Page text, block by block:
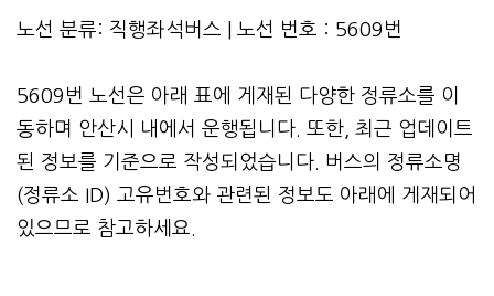
노선 분류: 직행좌석버스 | 노선 번호 : 5609번
5609번 노선은 아래 표에 게재된 다양한 정류소를 이
동하며 안산시 내에서 운행됩니다. 또한, 최근 업데이트
된 정보를 기준으로 작성되었습니다. 버스의 정류소명
(정류소 ID) 고유번호와 관련된 정보도 아래에 게재되어
있으므로 참고하세요.